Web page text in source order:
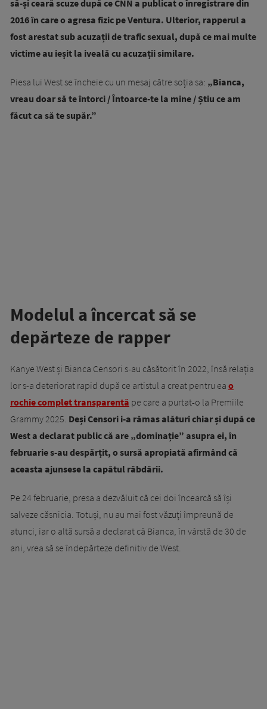
să-și ceară scuze după ce CNN a publicat o înregistrare din
2016 în care o agresa fizic pe Ventura. Ulterior, rapperul a
fost arestat sub acuzații de trafic sexual, după ce mai multe
victime au ieșit la iveală cu acuzații similare.
Piesa lui West se încheie cu un mesaj către soția sa: „Bianca,
vreau doar să te întorci / Întoarce-te la mine / Știu ce am
făcut ca să te supăr.”
Modelul a încercat să se
depărteze de rapper
Kanye West și Bianca Censori s-au căsătorit în 2022, însă relația
lor s-a deteriorat rapid după ce artistul a creat pentru ea o
rochie complet transparentă pe care a purtat-o la Premiile
Grammy 2025. Deși Censori i-a rămas alături chiar și după ce
West a declarat public că are „dominație” asupra ei, în
februarie s-au despărțit, o sursă apropiată afirmând că
aceasta ajunsese la capătul răbdării.
Pe 24 februarie, presa a dezvăluit că cei doi încearcă să își
salveze căsnicia. Totuși, nu au mai fost văzuți împreună de
atunci, iar o altă sursă a declarat că Bianca, în vârstă de 30 de
ani, vrea să se îndepărteze definitiv de West.